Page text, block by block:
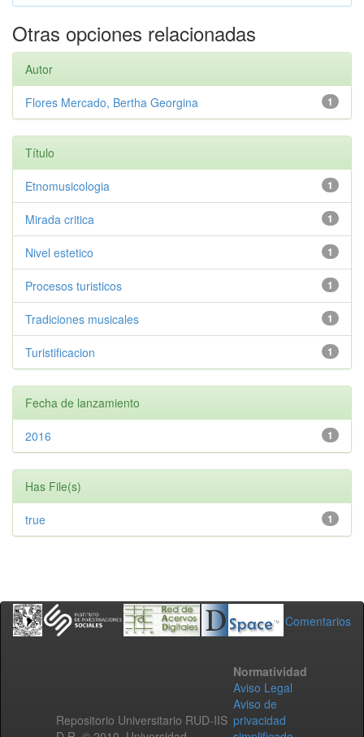
Otras opciones relacionadas
Autor
1
Flores Mercado, Bertha Georgina
Título
1
Etnomusicologia
1
Mirada critica
1
Nivel estetico
1
Procesos turisticos
1
Tradiciones musicales
1
Turistificacion
Fecha de lanzamiento
1
2016
Has File(s)
1
true
Comentarios
Repositorio Universitario RUD-IIS
Normatividad
Aviso Legal
Aviso de
privacidad